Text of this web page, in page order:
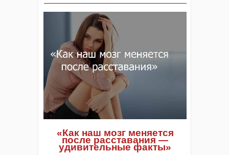
«Как наш мозг меняется
после расставания —
удивительные факты»